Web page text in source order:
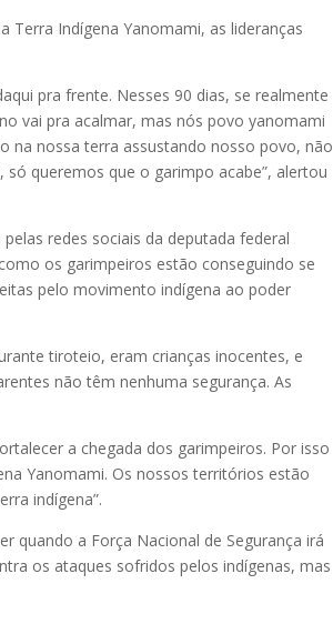
Terra Indígena Yanomami, as lideranças
pra frente. Nesses 90 dias, se realmente
vai pra acalmar, mas nós povo yanomami
na nossa terra assustando nosso povo, não
queremos que o garimpo acabe”, alertou
redes sociais da deputada federal
os garimpeiros estão conseguindo se
pelo movimento indígena ao poder
tiroteio, eram crianças inocentes, e
não têm nenhuma segurança. As
a chegada dos garimpeiros. Por isso
Yanomami. Os nossos territórios estão
indígena”.
quando a Força Nacional de Segurança irá
os ataques sofridos pelos indígenas, mas